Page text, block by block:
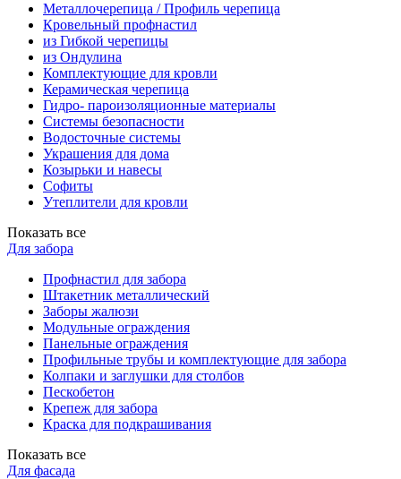
Металлочерепица / Профиль черепица
Кровельный профнастил
из Гибкой черепицы
из Ондулина
Комплектующие для кровли
Керамическая черепица
Гидро- пароизоляционные материалы
Системы безопасности
Водосточные системы
Украшения для дома
Козырьки и навесы
Софиты
Утеплители для кровли
Показать все
Для забора
Профнастил для забора
Штакетник металлический
Заборы жалюзи
Модульные ограждения
Панельные ограждения
Профильные трубы и комплектующие для забора
Колпаки и заглушки для столбов
Пескобетон
Крепеж для забора
Краска для подкрашивания
Показать все
Для фасада